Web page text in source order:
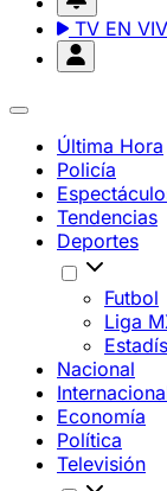
TV EN
Última Hora
Policía
Tendencias
Deportes
Futbol
Liga
Nacional
Economía
Política
Televisión